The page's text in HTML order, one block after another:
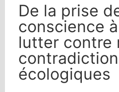
De la prise
conscience à
lutter contre
écologiques